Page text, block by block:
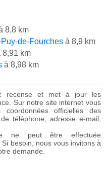
8,8 km
de-Fourches à 8,9 km
8,91 km
à 8,98 km
recense et met à jour les
Sur notre site internet vous
officielles des
téléphone, adresse e-mail,
ne peut être effectuée
besoin, nous vous invitons à
demande.